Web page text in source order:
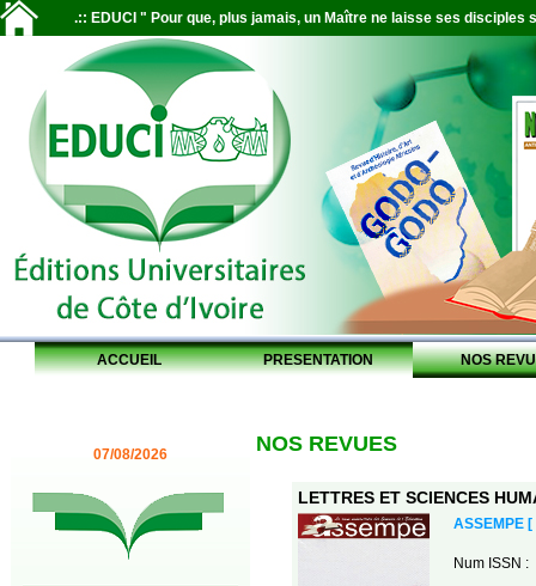
.:: EDUCI " Pour que, plus jamais, un Maître ne laisse ses disciples
ACCUEIL PRESENTATION NOS
07/08/2026 NOS REVUES
LETTRES ET SCIENCES
ASSEMPE
Num ISSN :